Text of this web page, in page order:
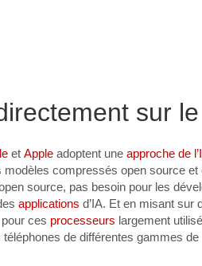
sur
et Apple adoptent une approche de
compressés open source
source, pas besoin pour les
applications d’IA. Et en misant sur
ces processeurs largement
de différentes gammes